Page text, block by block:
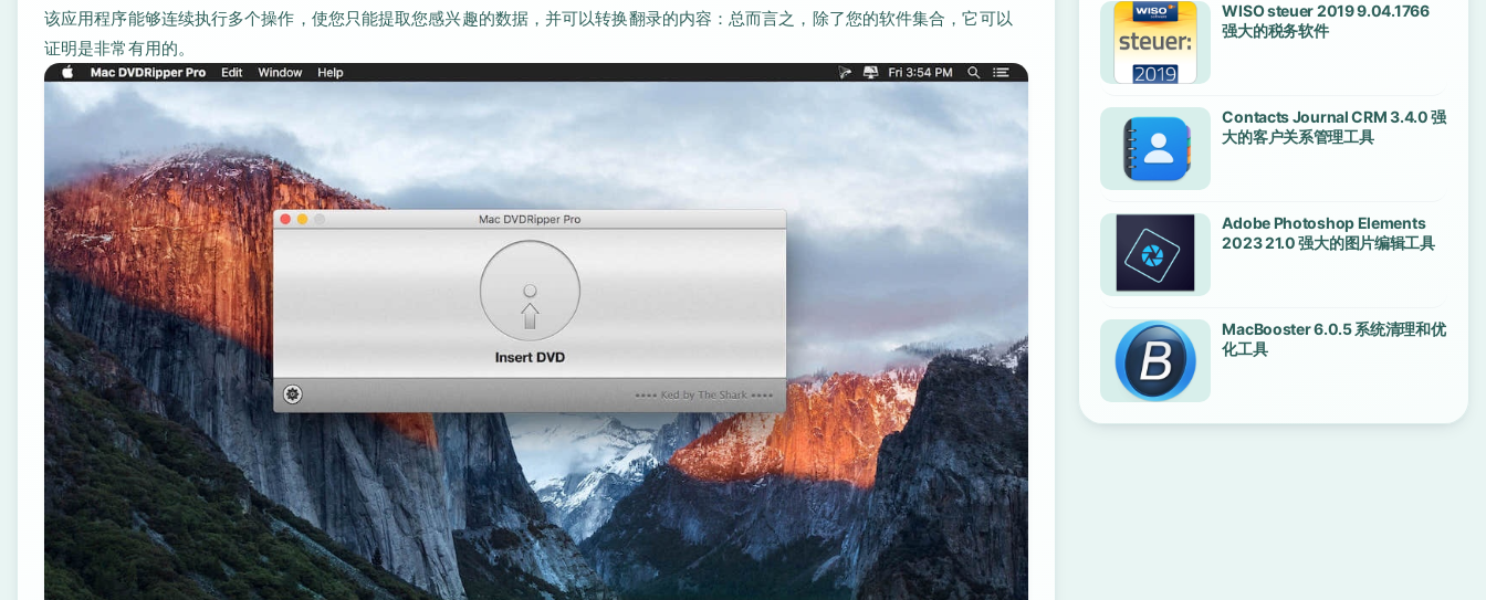
该应用程序能够连续执行多个操作，使您只能提取您感兴趣的数据，并可以转换翻录的内容：总而言之，除了您的软件集合，它可以
证明是非常有用的。
WISO steuer 2019 9.04.1766
强大的税务软件
Contacts Journal CRM 3.4.0 强
大的客户关系管理工具
Adobe Photoshop Elements
2023 21.0 强大的图片编辑工具
MacBooster 6.0.5 系统清理和优
化工具